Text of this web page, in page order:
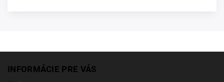
INFORMÁCIE PRE VÁS